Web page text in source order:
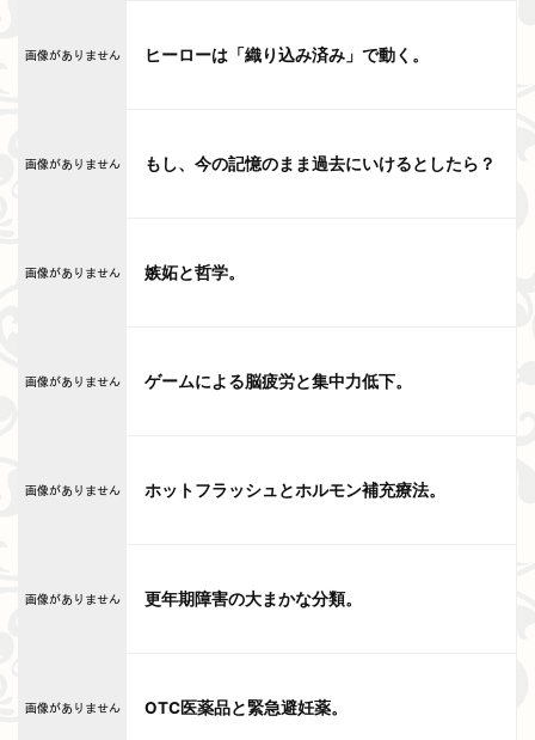
ヒーローは「織り込み済み」で動く。
もし、今の記憶のまま過去にいけるとしたら？
嫉妬と哲学。
ゲームによる脳疲労と集中力低下。
ホットフラッシュとホルモン補充療法。
更年期障害の大まかな分類。
OTC医薬品と緊急避妊薬。